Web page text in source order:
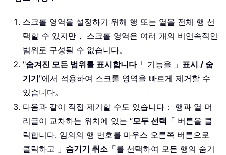
스크롤 영역을 설정하기 위해 행 또는 열을 전체 행 선
택할 수 있지만， 스크롤 영역은 여러 개의 비연속적인
범위로 구성될 수 없습니다。
"숨겨진 모든 범위를 표시합니다「 기능을 」 표시 / 숨
기기"에서 적용하여 스크롤 영역을 빠르게 제거할 수
있습니다。
다음과 같이 직접 제거할 수도 있습니다： 행과 열 머
리글이 교차하는 위치에 있는 “모두 선택 「 버튼을 클
릭합니다. 임의의 행 번호를 마우스 오른쪽 버튼으로
클릭하고 」 숨기기 취소 「를 선택하여 모든 행의 숨기